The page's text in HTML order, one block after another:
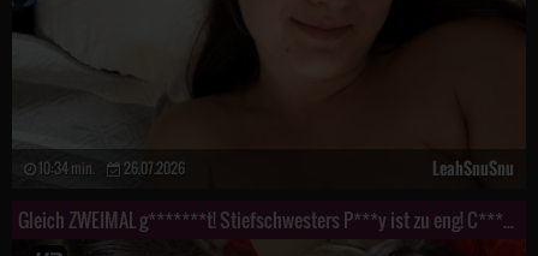
10:34 min. 26.07.2026 LeahSnuSnu
Gleich ZWEIMAL g*******t! Stiefschwesters P***y ist zu eng! C******e!